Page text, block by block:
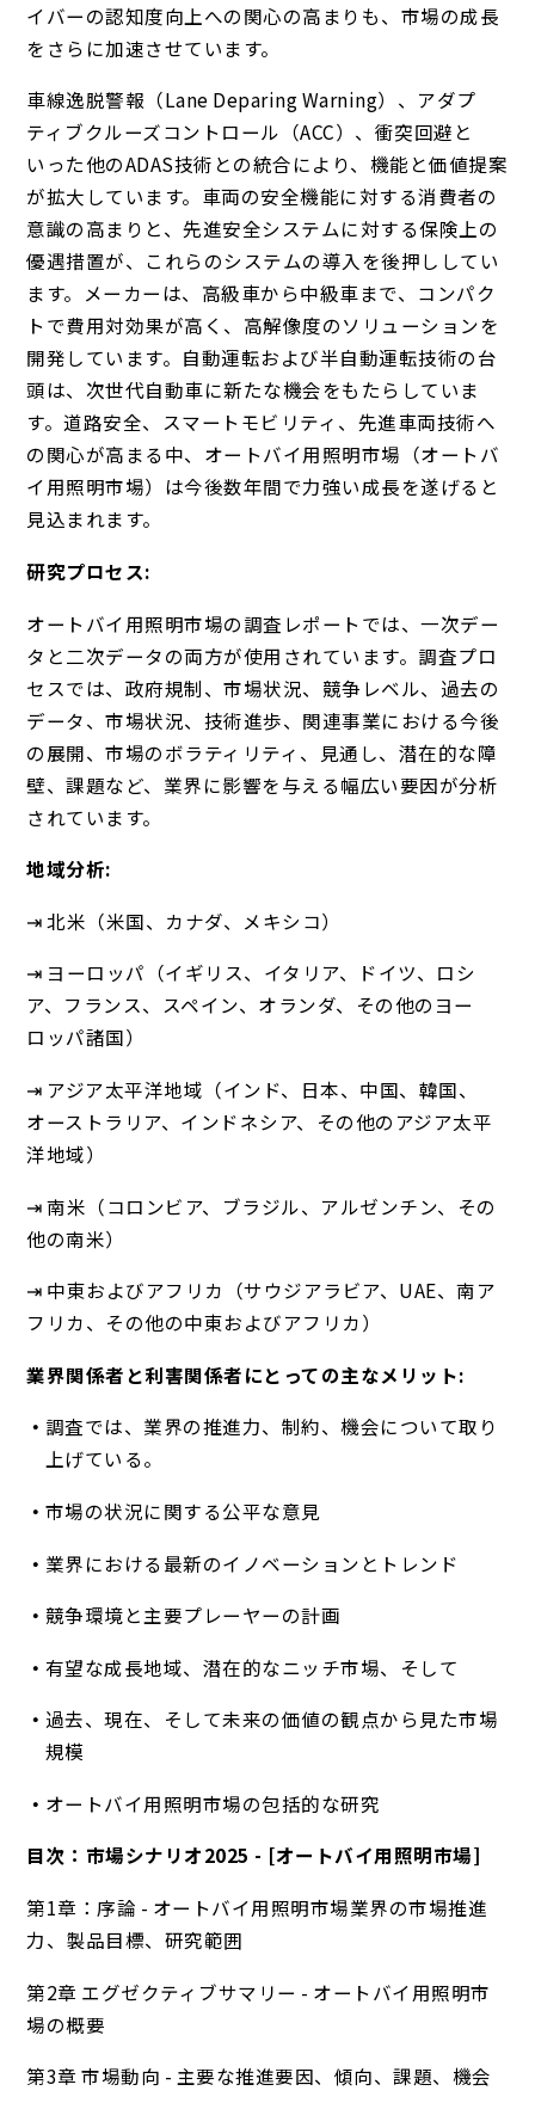
イバーの認知度向上への関心の高まりも、市場の成長
をさらに加速させています。
車線逸脱警報（Lane Deparing Warning）、アダプ
ティブクルーズコントロール（ACC）、衝突回避と
いった他のADAS技術との統合により、機能と価値提案
が拡大しています。車両の安全機能に対する消費者の
意識の高まりと、先進安全システムに対する保険上の
優遇措置が、これらのシステムの導入を後押ししてい
ます。メーカーは、高級車から中級車まで、コンパク
トで費用対効果が高く、高解像度のソリューションを
開発しています。自動運転および半自動運転技術の台
頭は、次世代自動車に新たな機会をもたらしていま
す。道路安全、スマートモビリティ、先進車両技術へ
の関心が高まる中、オートバイ用照明市場（オートバ
イ用照明市場）は今後数年間で力強い成長を遂げると
見込まれます。
研究プロセス:
オートバイ用照明市場の調査レポートでは、一次デー
タと二次データの両方が使用されています。調査プロ
セスでは、政府規制、市場状況、競争レベル、過去の
データ、市場状況、技術進歩、関連事業における今後
の展開、市場のボラティリティ、見通し、潜在的な障
壁、課題など、業界に影響を与える幅広い要因が分析
されています。
地域分析:
⇥ 北米（米国、カナダ、メキシコ）
⇥ ヨーロッパ（イギリス、イタリア、ドイツ、ロシ
ア、フランス、スペイン、オランダ、その他のヨー
ロッパ諸国）
⇥ アジア太平洋地域（インド、日本、中国、韓国、
オーストラリア、インドネシア、その他のアジア太平
洋地域）
⇥ 南米（コロンビア、ブラジル、アルゼンチン、その
他の南米）
⇥ 中東およびアフリカ（サウジアラビア、UAE、南ア
フリカ、その他の中東およびアフリカ）
業界関係者と利害関係者にとっての主なメリット:
調査では、業界の推進力、制約、機会について取り
上げている。
市場の状況に関する公平な意見
業界における最新のイノベーションとトレンド
競争環境と主要プレーヤーの計画
有望な成長地域、潜在的なニッチ市場、そして
過去、現在、そして未来の価値の観点から見た市場
規模
オートバイ用照明市場の包括的な研究
目次：市場シナリオ2025 - [オートバイ用照明市場]
第1章：序論 - オートバイ用照明市場業界の市場推進
力、製品目標、研究範囲
第2章 エグゼクティブサマリー - オートバイ用照明市
場の概要
第3章 市場動向 - 主要な推進要因、傾向、課題、機会